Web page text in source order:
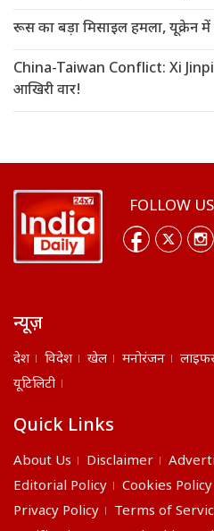
रूस का बड़ा मिसाइल हमला, यूक्रेन में
China-Taiwan Conflict: Xi
आखिरी वार!
FOLLOW
न्यूज़
देश विदेश खेल मनोरंजन
यूटिलिटी
Quick Links
About Us Disclaimer
Editorial Policy
Cookies Policy
Privacy Policy
Terms of